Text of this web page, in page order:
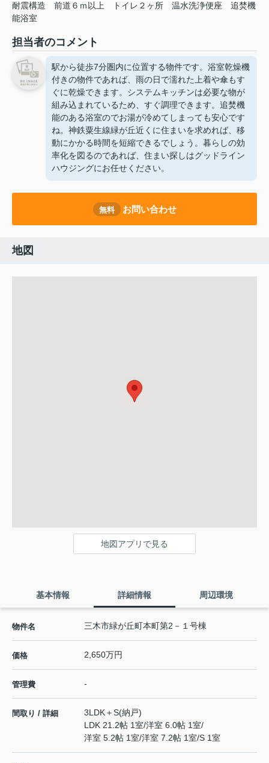
耐震構造 前道６ｍ以上 トイレ２ヶ所 温水洗浄便座
追焚機
能浴室
担当者のコメント
駅から徒歩7分圏内に位置する物件です。浴室乾燥機
付きの物件であれば、雨の日で濡れた上着や傘もす
ぐに乾燥できます。システムキッチンは必要な物が
組み込まれているため、すぐ調理できます。追焚機
能のある浴室のでお湯が冷めてしまっても安心です
ね。神鉄粟生線緑が丘近くに住まいを求めれば、移
動にかかる時間を短縮できるでしょう。暮らしの効
率化を図るのであれば、住まい探しはグッドライン
ハウジングにお任せください。
無料 お問い合わせ
地図
地図アプリで見る
基本情報 詳細情報 周辺環境
物件名 三木市緑が丘町本町第2－１号棟
価格 2,650万円
管理費 -
間取り / 詳細
3LDK＋S(納戸)
LDK 21.2帖 1室/洋室 6.0帖 1室/
洋室 5.2帖 1室/洋室 7.2帖 1室/S 1室